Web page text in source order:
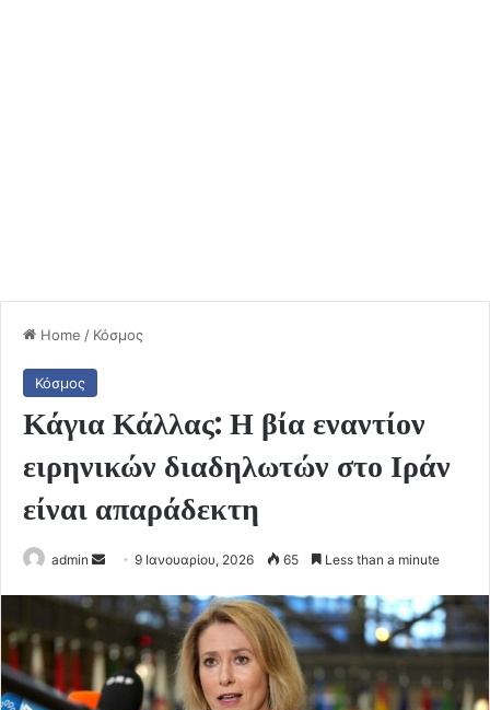
Home / Κόσμος
Κόσμος
Κάγια Κάλλας: Η βία εναντίον
ειρηνικών διαδηλωτών στο Ιράν
είναι απαράδεκτη
admin
Send
email
9 Ιανουαρίου, 2026 65 Less than a minute